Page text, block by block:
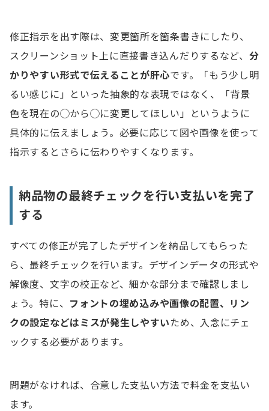
修正指示を出す際は、変更箇所を箇条書きにしたり、
スクリーンショット上に直接書き込んだりするなど、 分
かりやすい形式で伝えることが肝心です。「もう少し明
るい感じに」といった抽象的な表現ではなく、「背景
色を現在の◯から◯に変更してほしい」というように
具体的に伝えましょう。必要に応じて図や画像を使って
指示するとさらに伝わりやすくなります。
納品物の最終チェックを行い支払いを完了
する
すべての修正が完了したデザインを納品してもらった
ら、最終チェックを行います。デザインデータの形式や
解像度、文字の校正など、細かな部分まで確認しまし
ょう。特に、 フォントの埋め込みや画像の配置、リン
クの設定などはミスが発生しやすい ため、入念にチェ
ックする必要があります。
問題がなければ、合意した支払い方法で料金を支払い
ます。